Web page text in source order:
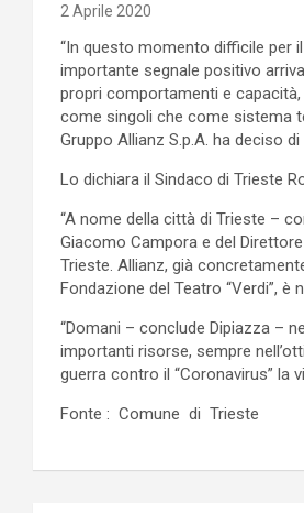
2 Aprile 2020
“In questo momento difficile per
importante segnale positivo
propri comportamenti e
come singoli che come sistema
Gruppo Allianz S.p.A. ha deciso
Lo dichiara il Sindaco di Trieste
“A nome della città di Trieste –
Giacomo Campora e del
Trieste. Allianz, già
Fondazione del Teatro “Verdi”,
“Domani – conclude Dipiazza –
importanti risorse, sempre
guerra contro il “Coronavirus”
Fonte : Comune di Trieste